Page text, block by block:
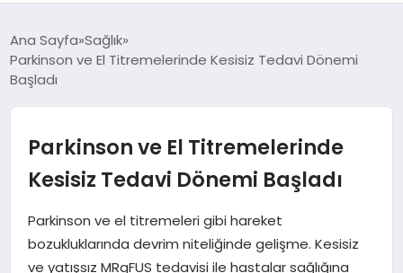
GÜNDEM
DÜNYA
EĞITIM
Ana Sayfa Sağlık
Parkinson ve El Titremelerinde Kesisiz Tedavi Dönemi
Başladı
Parkinson ve El Titremelerinde
Kesisiz Tedavi Dönemi Başladı
Parkinson ve el titremeleri gibi hareket
bozukluklarında devrim niteliğinde gelişme. Kesisiz
ve yatışsız MRgFUS tedavisi ile hastalar sağlığına